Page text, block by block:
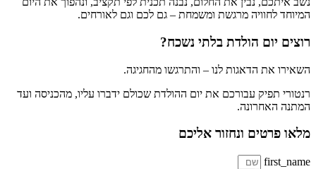
המיוחד לחוויה מרגשת ומשמחת – גם לכם וגם לאורחים.
רוצים יום הולדת בלתי נשכח?
השאירו את הדאגות לנו – והתרגשו מהחגיגה.
רנטורי תפיק עבורכם את יום ההולדת שכולם ידברו עליו, מהכניסה ועד
המתנה האחרונה.
מלאו פרטים ונחזור אליכם
first_name